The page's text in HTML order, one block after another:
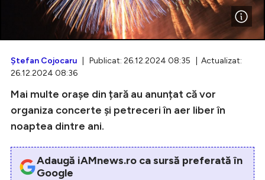
Creează cont
Ştefan Cojocaru | Publicat: 26.12.2024 08:35 | Actualizat:
26.12.2024 08:36
Mai multe orașe din țară au anunțat că vor
organiza concerte și petreceri în aer liber în
noaptea dintre ani.
Adaugă iAMnews.ro ca sursă preferată în
Google